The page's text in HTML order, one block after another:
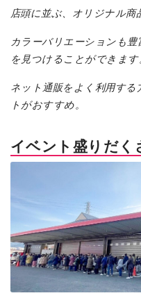
店頭に並ぶ、オリジナル商
カラーバリエーションも豊
を見つけることができます
ネット通販をよく利用する
トがおすすめ。
イベント盛りだく